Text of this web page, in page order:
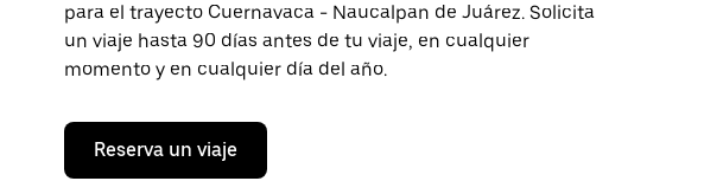
para el trayecto Cuernavaca - Naucalpan de Juárez. Solicita
un viaje hasta 90 días antes de tu viaje, en cualquier
momento y en cualquier día del año.
Reserva un viaje